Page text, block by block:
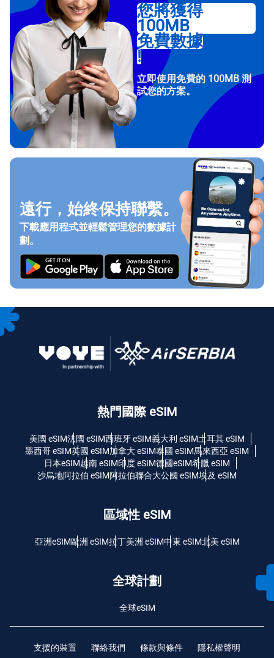
您將獲得
100MB
免費數據
!
立即使用免費的 100MB 測
試您的方案。
遠行，始終保持聯繫。
下載應用程式並輕鬆管理您的數據計
劃。
熱門國際 eSIM
美國 eSIM法國 eSIM西班牙 eSIM義大利 eSIM土耳其 eSIM
墨西哥 eSIM英國 eSIM加拿大 eSIM泰國 eSIM馬來西亞 eSIM
日本eSIM越南 eSIM印度 eSIM德國eSIM希臘 eSIM
沙烏地阿拉伯 eSIM阿拉伯聯合大公國 eSIM埃及 eSIM
區域性 eSIM
亞洲eSIM歐洲 eSIM拉丁美洲 eSIM中東 eSIM北美 eSIM
全球計劃
全球eSIM
支援的裝置 聯絡我們 條款與條件 隱私權聲明